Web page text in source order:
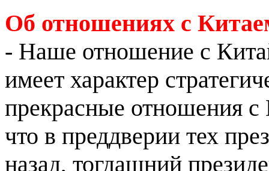
Об отношениях с
- Наше отношение с
имеет характер
прекрасные отношения с
что в преддверии тех
назад, тогдашний